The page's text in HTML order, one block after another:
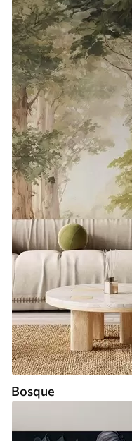
Bosque